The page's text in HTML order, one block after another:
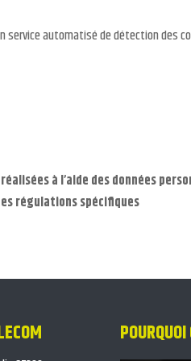
service automatisé de détection des
à l’aide des données
régulations spécifiques